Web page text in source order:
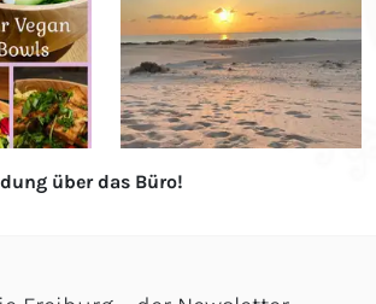
über das Büro!